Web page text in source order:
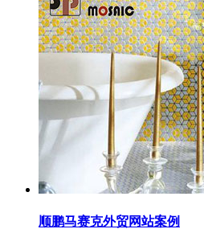
顺鹏马赛克外贸网站案例